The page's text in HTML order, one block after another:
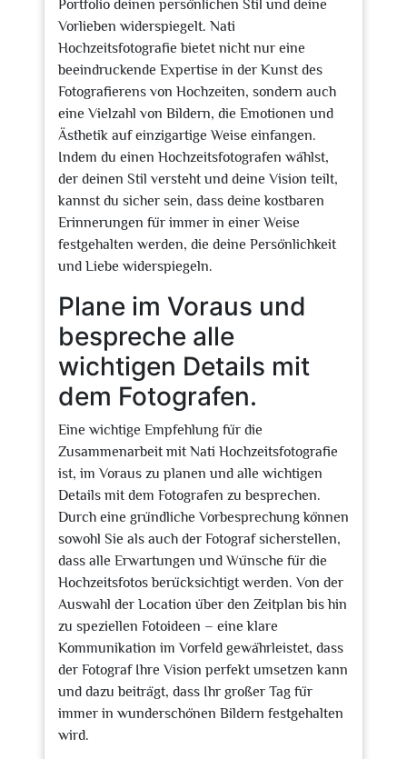
Portfolio deinen persönlichen Stil und deine
Vorlieben widerspiegelt. Nati
Hochzeitsfotografie bietet nicht nur eine
beeindruckende Expertise in der Kunst des
Fotografierens von Hochzeiten, sondern auch
eine Vielzahl von Bildern, die Emotionen und
Ästhetik auf einzigartige Weise einfangen.
Indem du einen Hochzeitsfotografen wählst,
der deinen Stil versteht und deine Vision teilt,
kannst du sicher sein, dass deine kostbaren
Erinnerungen für immer in einer Weise
festgehalten werden, die deine Persönlichkeit
und Liebe widerspiegeln.
Plane im Voraus und
bespreche alle
wichtigen Details mit
dem Fotografen.
Eine wichtige Empfehlung für die
Zusammenarbeit mit Nati Hochzeitsfotografie
ist, im Voraus zu planen und alle wichtigen
Details mit dem Fotografen zu besprechen.
Durch eine gründliche Vorbesprechung können
sowohl Sie als auch der Fotograf sicherstellen,
dass alle Erwartungen und Wünsche für die
Hochzeitsfotos berücksichtigt werden. Von der
Auswahl der Location über den Zeitplan bis hin
zu speziellen Fotoideen – eine klare
Kommunikation im Vorfeld gewährleistet, dass
der Fotograf Ihre Vision perfekt umsetzen kann
und dazu beiträgt, dass Ihr großer Tag für
immer in wunderschönen Bildern festgehalten
wird.